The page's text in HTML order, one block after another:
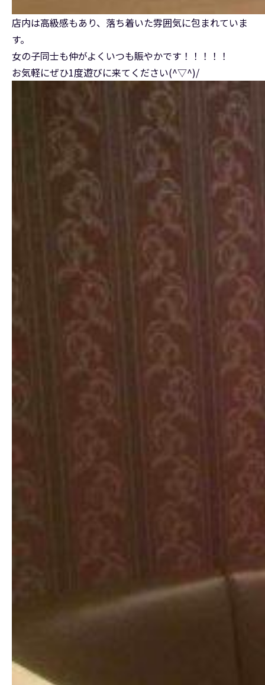
店内は高級感もあり、落ち着いた雰囲気に包まれていま
す。
女の子同士も仲がよくいつも賑やかです！！！！！
お気軽にぜひ1度遊びに来てください(^▽^)/